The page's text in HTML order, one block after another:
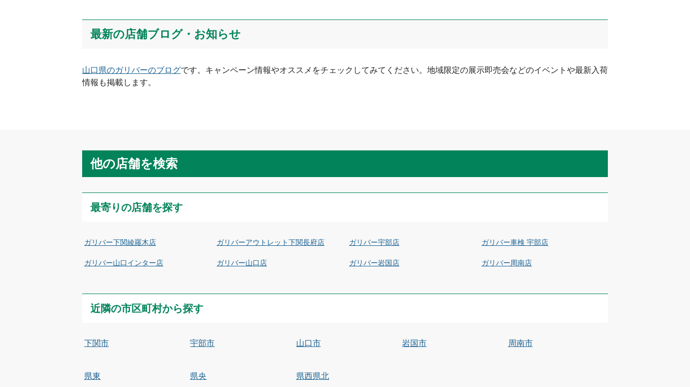
最新の店舗ブログ・お知らせ
山口県のガリバーのブログです。キャンペーン情報やオススメをチェックしてみてください。地域限定の展示即売会などのイベントや最新入荷
情報も掲載します。
他の店舗を検索
最寄りの店舗を探す
ガリバー下関綾羅木店 ガリバーアウトレット下関長府店 ガリバー宇部店 ガリバー車検 宇部店
ガリバー山口インター店 ガリバー山口店 ガリバー岩国店 ガリバー周南店
近隣の市区町村から探す
下関市 宇部市 山口市 岩国市 周南市
県東 県央 県西県北